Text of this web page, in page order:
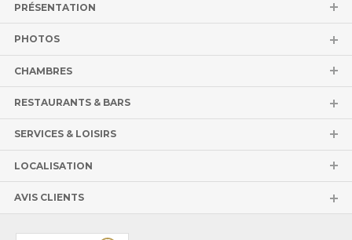
PRÉSENTATION
PHOTOS
CHAMBRES
RESTAURANTS & BARS
SERVICES & LOISIRS
LOCALISATION
AVIS CLIENTS